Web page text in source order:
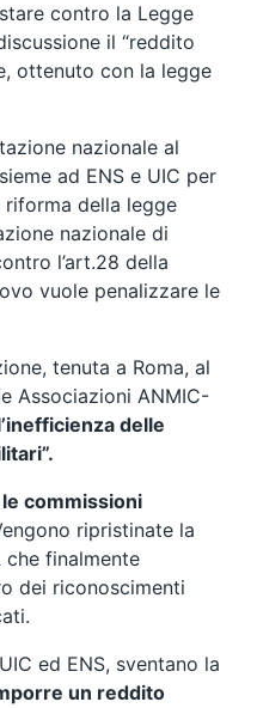
contro la Legge
il “reddito
ottenuto con la legge
nazionale al
ad ENS e UIC per
riforma della legge
nazionale di
l’art.28 della
vuole penalizzare le
tenuta a Roma, al
Associazioni ANMIC-
delle
commissioni
ripristinate la
che finalmente
dei riconoscimenti
ed ENS, sventano la
un reddito